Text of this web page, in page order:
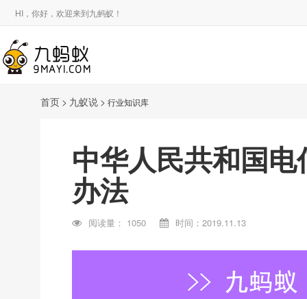
HI，你好，欢迎来到九蚂蚁！
首页 > 九蚁说 > 行业知识库
中华人民共和国
办法
阅读量： 1050 时间：2019.11.13